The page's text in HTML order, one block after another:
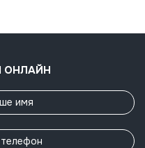
ОНЛАЙН